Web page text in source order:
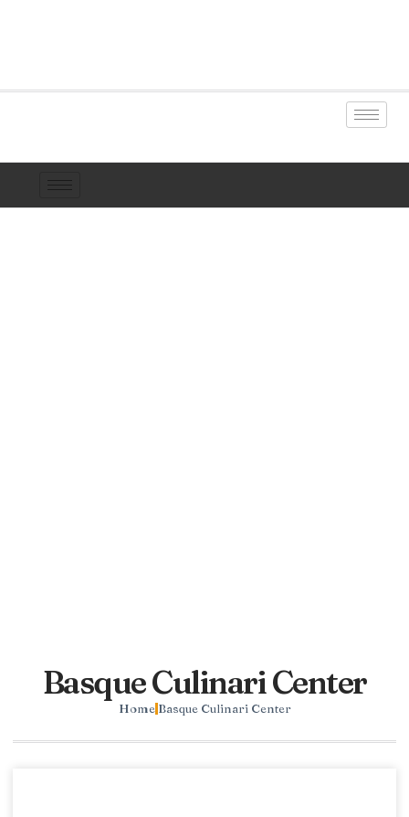
Basque Culinari Center
Home Basque Culinari Center